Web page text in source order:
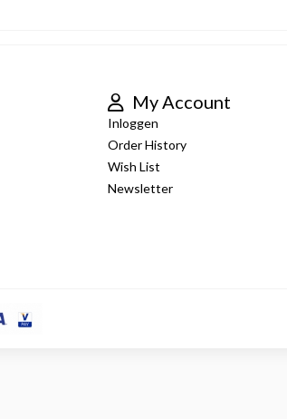
My Account
Inloggen
Order History
Wish List
Newsletter